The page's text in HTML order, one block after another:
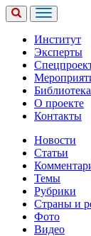
Институт
Эксперты
Библиотека
О проекте
Контакты
Новости
Статьи
Темы
Рубрики
Страны и
Фото
Видео